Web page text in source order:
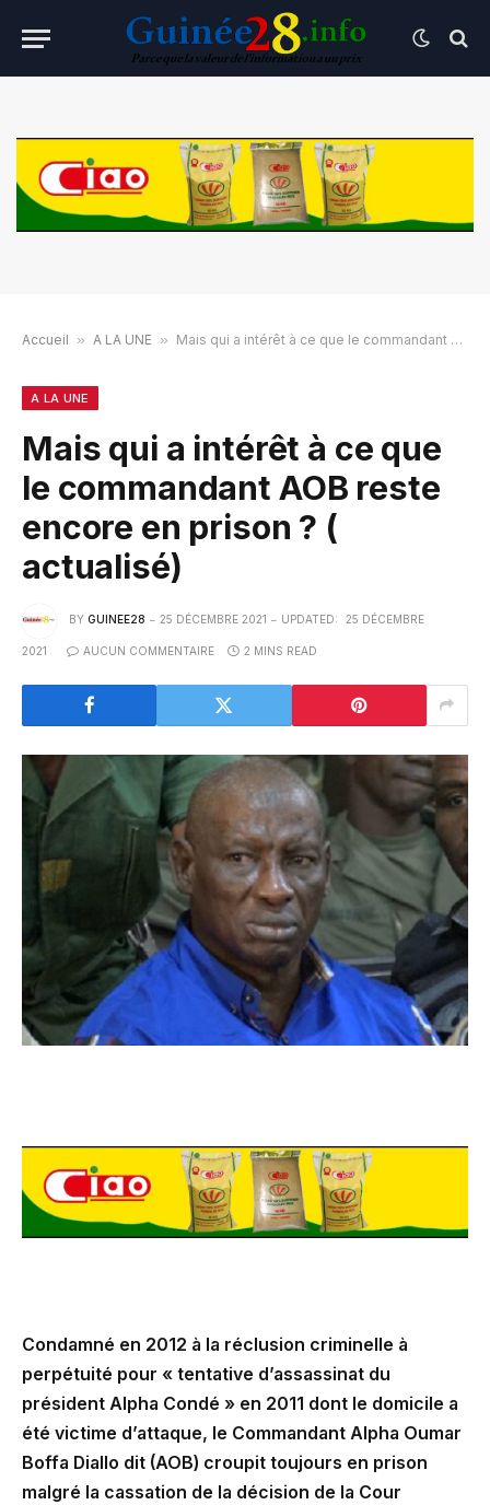
Accueil » A LA UNE » Mais qui a intérêt à ce que le commandant AOB reste encore en prison ? ( actualisé)
A LA UNE
Mais qui a intérêt à ce que
le commandant AOB reste
encore en prison ? (
actualisé)
BY GUINEE28 25 DÉCEMBRE 2021 UPDATED: 25 DÉCEMBRE
2021 AUCUN COMMENTAIRE 2 MINS READ
Condamné en 2012 à la réclusion criminelle à
perpétuité pour « tentative d’assassinat du
président Alpha Condé » en 2011 dont le domicile a
été victime d’attaque, le Commandant Alpha Oumar
Boffa Diallo dit (AOB) croupit toujours en prison
malgré la cassation de la décision de la Cour